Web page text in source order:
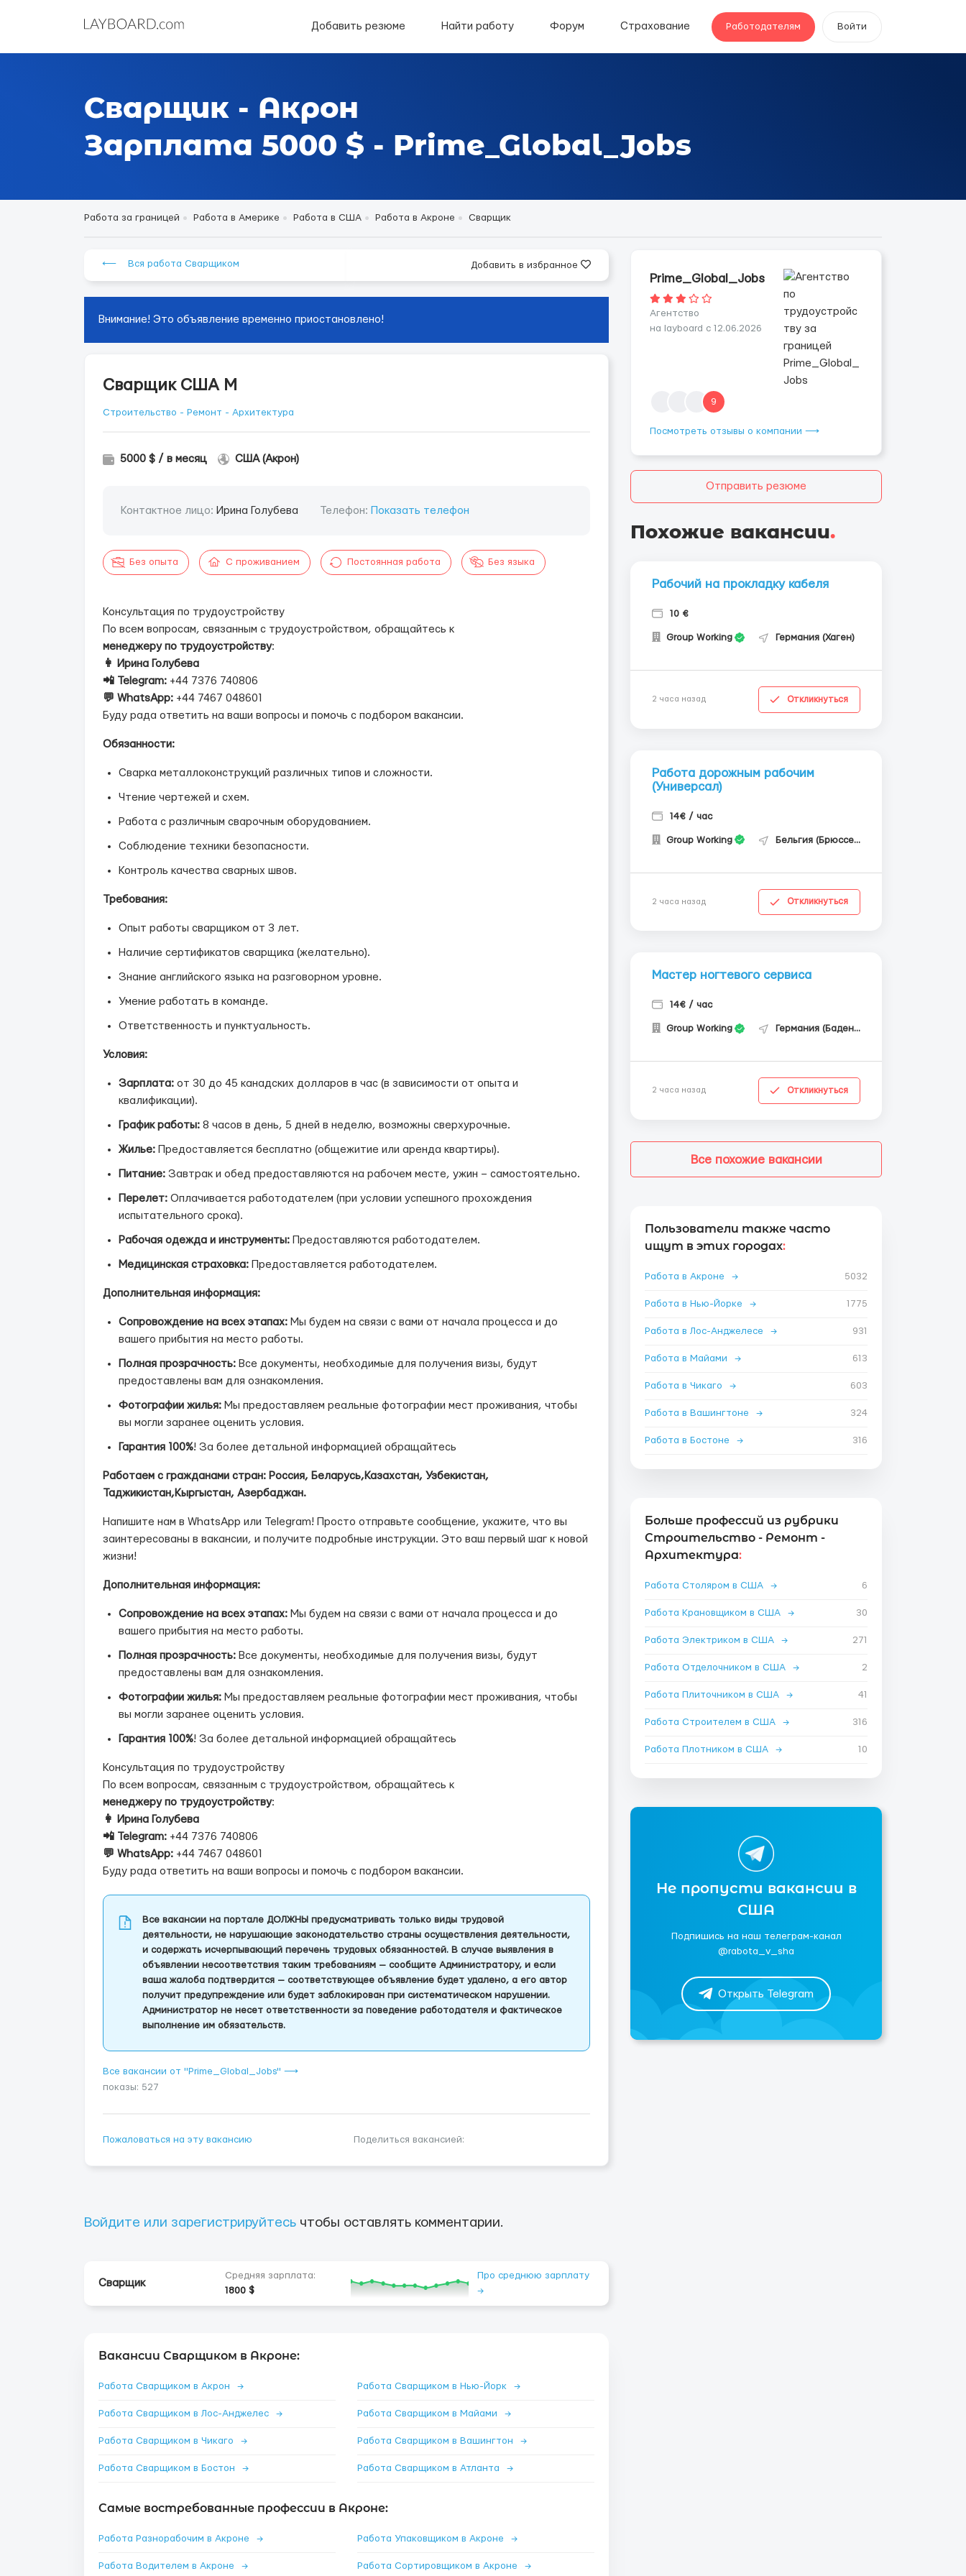
Добавить резюме Найти работу Форум Страхование Работодателям Войти
Сварщик - Акрон
Зарплата 5000 $ - Prime_Global_Jobs
Работа за границей Работа в Америке Работа в США Работа в Акроне Сварщик
⟵ Вся работа Сварщиком Добавить в избранное
Внимание! Это объявление временно приостановлено!
Сварщик США М
Строительство - Ремонт - Архитектура
5000 $ / в месяц США (Акрон)
Контактное лицо: Ирина Голубева Телефон: Показать телефон
Без опыта С проживанием Постоянная работа Без языка
Консультация по трудоустройству
По всем вопросам, связанным с трудоустройством, обращайтесь к
менеджеру по трудоустройству:
👩 Ирина Голубева
📲 Telegram: +44 7376 740806
💬 WhatsApp: +44 7467 048601
Буду рада ответить на ваши вопросы и помочь с подбором вакансии.
Обязанности:
Сварка металлоконструкций различных типов и сложности.
Чтение чертежей и схем.
Работа с различным сварочным оборудованием.
Соблюдение техники безопасности.
Контроль качества сварных швов.
Требования:
Опыт работы сварщиком от 3 лет.
Наличие сертификатов сварщика (желательно).
Знание английского языка на разговорном уровне.
Умение работать в команде.
Ответственность и пунктуальность.
Условия:
Зарплата: от 30 до 45 канадских долларов в час (в зависимости от опыта и
квалификации).
График работы: 8 часов в день, 5 дней в неделю, возможны сверхурочные.
Жилье: Предоставляется бесплатно (общежитие или аренда квартиры).
Питание: Завтрак и обед предоставляются на рабочем месте, ужин – самостоятельно.
Перелет: Оплачивается работодателем (при условии успешного прохождения
испытательного срока).
Рабочая одежда и инструменты: Предоставляются работодателем.
Медицинская страховка: Предоставляется работодателем.
Дополнительная информация:
Сопровождение на всех этапах: Мы будем на связи с вами от начала процесса и до
вашего прибытия на место работы.
Полная прозрачность: Все документы, необходимые для получения визы, будут
предоставлены вам для ознакомления.
Фотографии жилья: Мы предоставляем реальные фотографии мест проживания, чтобы
вы могли заранее оценить условия.
Гарантия 100%! За более детальной информацией обращайтесь
Работаем с гражданами стран: Россия, Беларусь,Казахстан, Узбекистан,
Таджикистан,Кыргыстан, Азербаджан.
Напишите нам в WhatsApp или Telegram! Просто отправьте сообщение, укажите, что вы
заинтересованы в вакансии, и получите подробные инструкции. Это ваш первый шаг к новой
жизни!
Дополнительная информация:
Сопровождение на всех этапах: Мы будем на связи с вами от начала процесса и до
вашего прибытия на место работы.
Полная прозрачность: Все документы, необходимые для получения визы, будут
предоставлены вам для ознакомления.
Фотографии жилья: Мы предоставляем реальные фотографии мест проживания, чтобы
вы могли заранее оценить условия.
Гарантия 100%! За более детальной информацией обращайтесь
Консультация по трудоустройству
По всем вопросам, связанным с трудоустройством, обращайтесь к
менеджеру по трудоустройству:
👩 Ирина Голубева
📲 Telegram: +44 7376 740806
💬 WhatsApp: +44 7467 048601
Буду рада ответить на ваши вопросы и помочь с подбором вакансии.
Все вакансии на портале ДОЛЖНЫ предусматривать только виды трудовой
деятельности, не нарушающие законодательство страны осуществления деятельности,
и содержать исчерпывающий перечень трудовых обязанностей. В случае выявления в
объявлении несоответствия таким требованиям — сообщите Администратору, и если
ваша жалоба подтвердится — соответствующее объявление будет удалено, а его автор
получит предупреждение или будет заблокирован при систематическом нарушении.
Администратор не несет ответственности за поведение работодателя и фактическое
выполнение им обязательств.
Все вакансии от "Prime_Global_Jobs" ⟶
показы: 527
Пожаловаться на эту вакансию Поделиться вакансией:
Войдите или зарегистрируйтесь чтобы оставлять комментарии.
Сварщик
Средняя зарплата:
1800 $
Про среднюю зарплату
→
Вакансии Сварщиком в Акроне:
Работа Сварщиком в Акрон → Работа Сварщиком в Нью-Йорк →
Работа Сварщиком в Лос-Анджелес → Работа Сварщиком в Майами →
Работа Сварщиком в Чикаго → Работа Сварщиком в Вашингтон →
Работа Сварщиком в Бостон → Работа Сварщиком в Атланта →
Самые востребованные профессии в Акроне:
Работа Разнорабочим в Акроне → Работа Упаковщиком в Акроне →
Работа Водителем в Акроне → Работа Сортировщиком в Акроне →
Prime_Global_Jobs
Агентство
на layboard с 12.06.2026
9
Посмотреть отзывы о компании ⟶
Отправить резюме
Похожие вакансии.
Рабочий на прокладку кабеля
10 €
Group Working Германия (Хаген)
2 часа назад Откликнуться
Работа дорожным рабочим
(Универсал)
14€ / час
Group Working Бельгия (Брюссель)
2 часа назад Откликнуться
Мастер ногтевого сервиса
14€ / час
Group Working Германия (Баден-Вюртемберг)
2 часа назад Откликнуться
Все похожие вакансии
Пользователи также часто
ищут в этих городах:
Работа в Акроне → 5032
Работа в Нью-Йорке → 1775
Работа в Лос-Анджелесе → 931
Работа в Майами → 613
Работа в Чикаго → 603
Работа в Вашингтоне → 324
Работа в Бостоне → 316
Больше профессий из рубрики
Строительство - Ремонт -
Архитектура:
Работа Столяром в США → 6
Работа Крановщиком в США → 30
Работа Электриком в США → 271
Работа Отделочником в США → 2
Работа Плиточником в США → 41
Работа Строителем в США → 316
Работа Плотником в США → 10
Не пропусти вакансии в
США
Подпишись на наш телеграм-канал
@rabota_v_sha
Открыть Telegram